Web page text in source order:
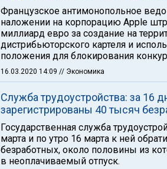
Французское антимонопольное
наложении на корпорацию Apple
миллиард евро за создание на
дистрибьюторского картеля и
положения для блокирования
16.03.2020 14:09 // Экономика
Служба трудоустройства: за 16
зарегистрированы 40 тысяч
Государственная служба
марта и по утро 16 марта к ней
безработных, около половины из
в неоплачиваемый отпуск.